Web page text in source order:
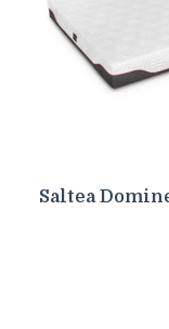
Saltea